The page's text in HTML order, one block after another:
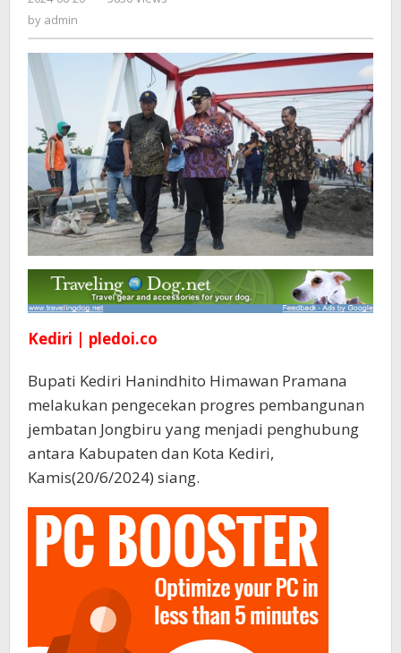
by admin
Kediri | pledoi.co
Bupati Kediri Hanindhito Himawan Pramana
melakukan pengecekan progres pembangunan
jembatan Jongbiru yang menjadi penghubung
antara Kabupaten dan Kota Kediri,
Kamis(20/6/2024) siang.